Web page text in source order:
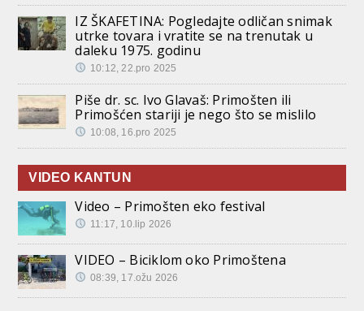
IZ ŠKAFETINA: Pogledajte odličan snimak
utrke tovara i vratite se na trenutak u
daleku 1975. godinu
10:12, 22.pro 2025
Piše dr. sc. Ivo Glavaš: Primošten ili
Primošćen stariji je nego što se mislilo
10:08, 16.pro 2025
VIDEO KANTUN
Video – Primošten eko festival
11:17, 10.lip 2026
VIDEO – Biciklom oko Primoštena
08:39, 17.ožu 2026